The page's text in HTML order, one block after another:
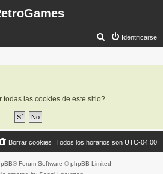
Identificarse
s
todas las cookies de este sitio?
Todos los horarios son UTC-04:00
Borrar cookies
® Forum Software © phpBB Limited